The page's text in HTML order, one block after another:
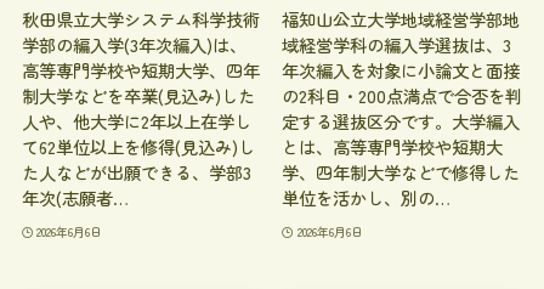
秋田県立大学システム科学技術
学部の編入学(3年次編入)は、
高等専門学校や短期大学、四年
制大学などを卒業(見込み)した
人や、他大学に2年以上在学し
て62単位以上を修得(見込み)し
た人などが出願できる、学部3
年次(志願者…
2026年6月6日
福知山公立大学地域経営学部地
域経営学科の編入学選抜は、3
年次編入を対象に小論文と面接
の2科目・200点満点で合否を判
定する選抜区分です。大学編入
とは、高等専門学校や短期大
学、四年制大学などで修得した
単位を活かし、別の…
2026年6月6日